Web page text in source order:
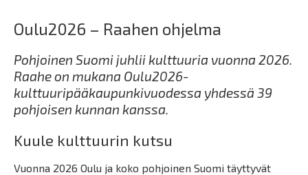
Oulu2026 – Raahen ohjelma
Pohjoinen Suomi juhlii kulttuuria vuonna 2026.
Raahe on mukana Oulu2026-
kulttuuripääkaupunkivuodessa yhdessä 39
pohjoisen kunnan kanssa.
Kuule kulttuurin kutsu
Vuonna 2026 Oulu ja koko pohjoinen Suomi täyttyvät